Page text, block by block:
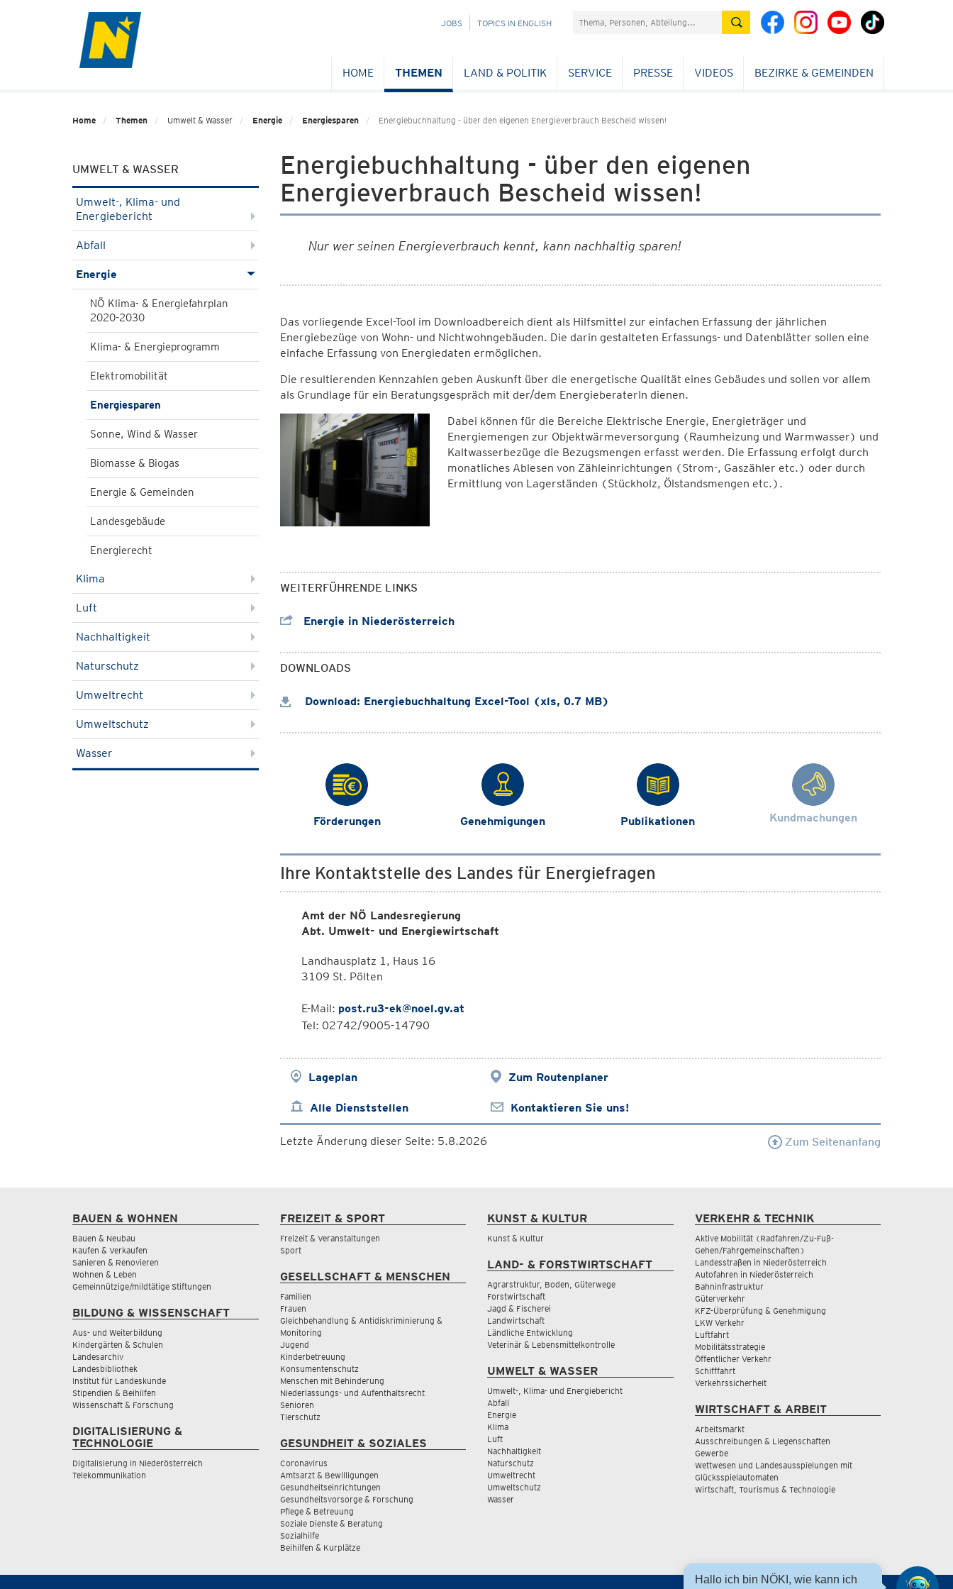
NAVIGATION
JOBS TOPICS IN ENGLISH Suchefeld
HOME THEMEN LAND & POLITIK SERVICE PRESSE VIDEOS BEZIRKE & GEMEINDEN
Home Themen Umwelt & Wasser Energie Energiesparen Energiebuchhaltung - über den eigenen Energieverbrauch Bescheid wissen!
UMWELT & WASSER
Umwelt-, Klima- und
Energiebericht
Abfall
Energie
NÖ Klima- & Energiefahrplan
2020-2030
Klima- & Energieprogramm
Elektromobilität
Energiesparen
Sonne, Wind & Wasser
Biomasse & Biogas
Energie & Gemeinden
Landesgebäude
Energierecht
Klima
Luft
Nachhaltigkeit
Naturschutz
Umweltrecht
Umweltschutz
Wasser
Energiebuchhaltung - über den eigenen
Energieverbrauch Bescheid wissen!
Nur wer seinen Energieverbrauch kennt, kann nachhaltig sparen!
Das vorliegende Excel-Tool im Downloadbereich dient als Hilfsmittel zur einfachen Erfassung der jährlichen
Energiebezüge von Wohn- und Nichtwohngebäuden. Die darin gestalteten Erfassungs- und Datenblätter sollen eine
einfache Erfassung von Energiedaten ermöglichen.
Die resultierenden Kennzahlen geben Auskunft über die energetische Qualität eines Gebäudes und sollen vor allem
als Grundlage für ein Beratungsgespräch mit der/dem EnergieberaterIn dienen.
Dabei können für die Bereiche Elektrische Energie, Energieträger und
Energiemengen zur Objektwärmeversorgung (Raumheizung und Warmwasser) und
Kaltwasserbezüge die Bezugsmengen erfasst werden. Die Erfassung erfolgt durch
monatliches Ablesen von Zähleinrichtungen (Strom-, Gaszähler etc.) oder durch
Ermittlung von Lagerständen (Stückholz, Ölstandsmengen etc.).
WEITERFÜHRENDE LINKS
Energie in Niederösterreich
DOWNLOADS
Download: Energiebuchhaltung Excel-Tool (xls, 0.7 MB)
Förderungen Genehmigungen Publikationen Kundmachungen
Ihre Kontaktstelle des Landes für Energiefragen
Amt der NÖ Landesregierung
Abt. Umwelt- und Energiewirtschaft
Landhausplatz 1, Haus 16
3109 St. Pölten
E-Mail: post.ru3-ek@noel.gv.at
Tel: 02742/9005-14790
Lageplan Zum Routenplaner
Alle Dienststellen Kontaktieren Sie uns!
Letzte Änderung dieser Seite: 5.8.2026 Zum Seitenanfang
BAUEN & WOHNEN
Bauen & Neubau
Kaufen & Verkaufen
Sanieren & Renovieren
Wohnen & Leben
Gemeinnützige/mildtätige Stiftungen
BILDUNG & WISSENSCHAFT
Aus- und Weiterbildung
Kindergärten & Schulen
Landesarchiv
Landesbibliothek
Institut für Landeskunde
Stipendien & Beihilfen
Wissenschaft & Forschung
DIGITALISIERUNG &
TECHNOLOGIE
Digitalisierung in Niederösterreich
Telekommunikation
FREIZEIT & SPORT
Freizeit & Veranstaltungen
Sport
GESELLSCHAFT & MENSCHEN
Familien
Frauen
Gleichbehandlung & Antidiskriminierung &
Monitoring
Jugend
Kinderbetreuung
Konsumentenschutz
Menschen mit Behinderung
Niederlassungs- und Aufenthaltsrecht
Senioren
Tierschutz
GESUNDHEIT & SOZIALES
Coronavirus
Amtsarzt & Bewilligungen
Gesundheitseinrichtungen
Gesundheitsvorsorge & Forschung
Pflege & Betreuung
Soziale Dienste & Beratung
Sozialhilfe
Beihilfen & Kurplätze
KUNST & KULTUR
Kunst & Kultur
LAND- & FORSTWIRTSCHAFT
Agrarstruktur, Boden, Güterwege
Forstwirtschaft
Jagd & Fischerei
Landwirtschaft
Ländliche Entwicklung
Veterinär & Lebensmittelkontrolle
UMWELT & WASSER
Umwelt-, Klima- und Energiebericht
Abfall
Energie
Klima
Luft
Nachhaltigkeit
Naturschutz
Umweltrecht
Umweltschutz
Wasser
VERKEHR & TECHNIK
Aktive Mobilität (Radfahren/Zu-Fuß-
Gehen/Fahrgemeinschaften)
Landesstraßen in Niederösterreich
Autofahren in Niederösterreich
Bahninfrastruktur
Güterverkehr
KFZ-Überprüfung & Genehmigung
LKW Verkehr
Luftfahrt
Mobilitätsstrategie
Öffentlicher Verkehr
Schifffahrt
Verkehrssicherheit
WIRTSCHAFT & ARBEIT
Arbeitsmarkt
Ausschreibungen & Liegenschaften
Gewerbe
Wettwesen und Landesausspielungen mit
Glücksspielautomaten
Wirtschaft, Tourismus & Technologie
Hallo ich bin NÖKI, wie kann ich